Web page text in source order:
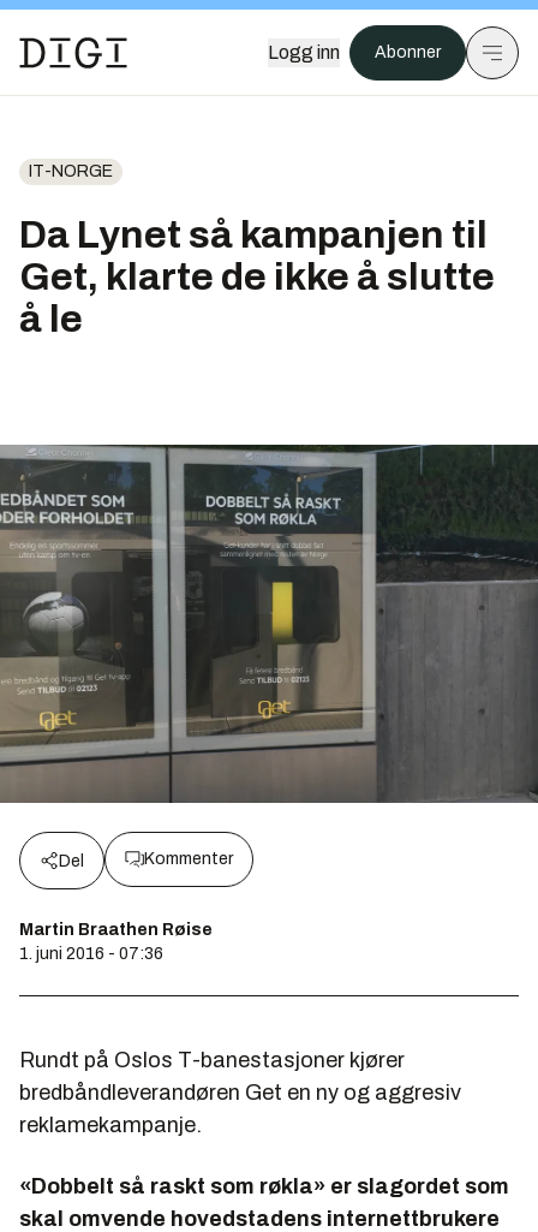
Logg inn Abonner
IT-NORGE
Da Lynet så kampanjen til
Get, klarte de ikke å slutte
å le
Del Kommenter
Martin Braathen Røise
1. juni 2016 - 07:36
Rundt på Oslos T-banestasjoner kjører
bredbåndleverandøren Get en ny og aggresiv
reklamekampanje.
«Dobbelt så raskt som røkla» er slagordet som
skal omvende hovedstadens internettbrukere